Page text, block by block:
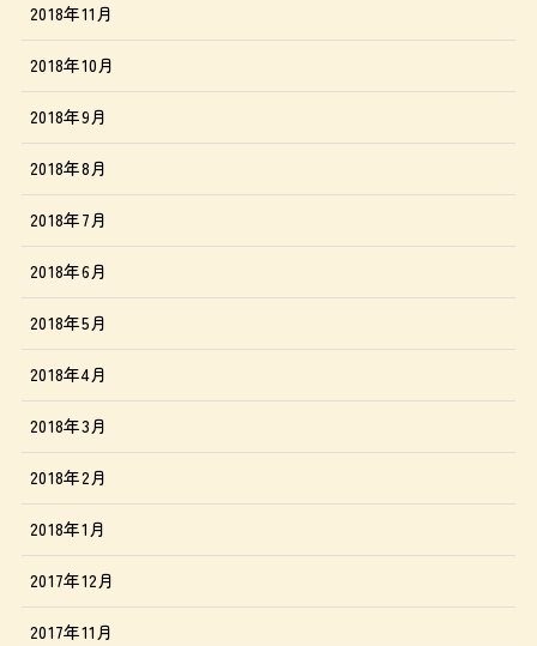
2018年11月
2018年10月
2018年9月
2018年8月
2018年7月
2018年6月
2018年5月
2018年4月
2018年3月
2018年2月
2018年1月
2017年12月
2017年11月